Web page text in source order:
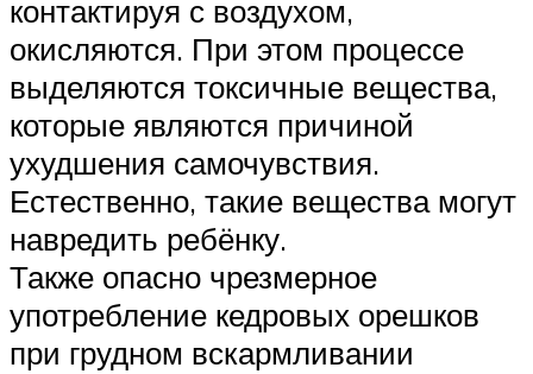
контактируя с воздухом,
окисляются. При этом процессе
выделяются токсичные вещества,
которые являются причиной
ухудшения самочувствия.
Естественно, такие вещества могут
навредить ребёнку.
Также опасно чрезмерное
употребление кедровых орешков
при грудном вскармливании